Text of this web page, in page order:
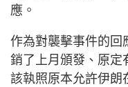
應。
作為對襲擊事件的回
銷了上月頒發、原定
該執照原本允許伊朗